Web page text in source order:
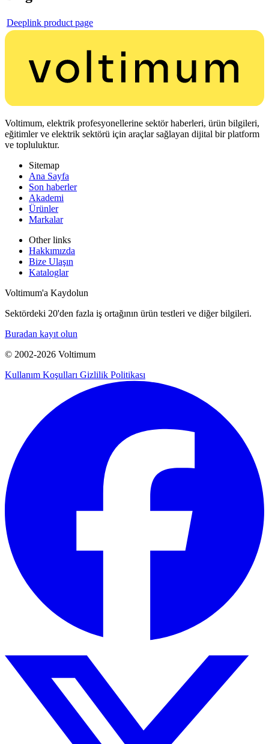
Deeplink product page
Voltimum, elektrik profesyonellerine sektör haberleri, ürün bilgileri,
eğitimler ve elektrik sektörü için araçlar sağlayan dijital bir platform
ve topluluktur.
Sitemap
Ana Sayfa
Son haberler
Akademi
Ürünler
Markalar
Other links
Hakkımızda
Bize Ulaşın
Kataloglar
Voltimum'a Kaydolun
Sektördeki 20'den fazla iş ortağının ürün testleri ve diğer bilgileri.
Buradan kayıt olun
© 2002-2026 Voltimum
Kullanım Koşulları Gizlilik Politikası